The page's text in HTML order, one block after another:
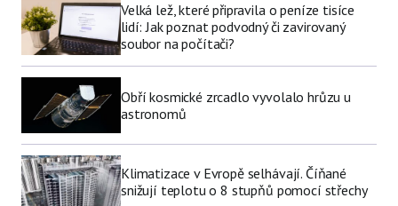
Velká lež, které připravila o peníze tisíce
lidí: Jak poznat podvodný či zavirovaný
soubor na počítači?
Obří kosmické zrcadlo vyvolalo hrůzu u
astronomů
Klimatizace v Evropě selhávají. Číňané
snižují teplotu o 8 stupňů pomocí střechy